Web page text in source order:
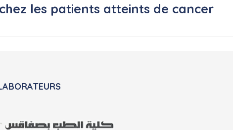
les patients atteints de cancer